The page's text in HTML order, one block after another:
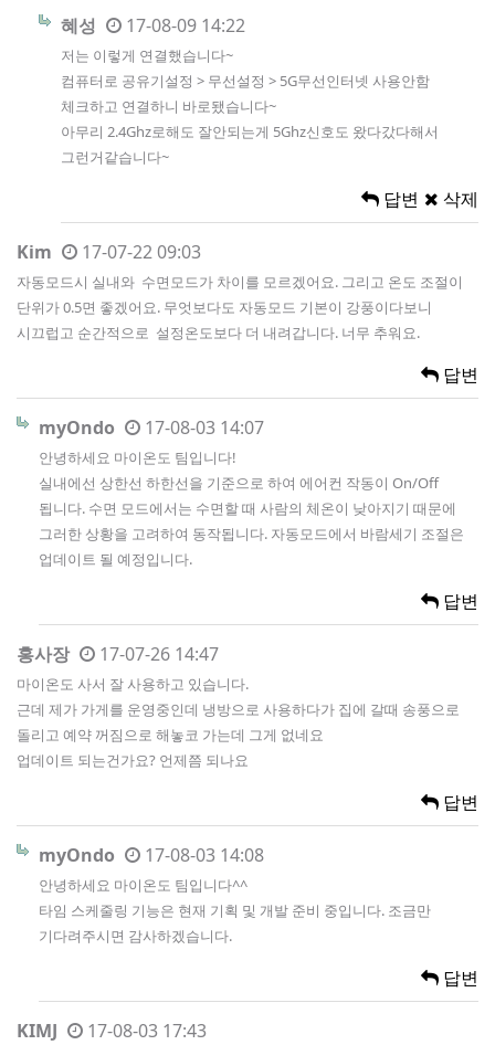
혜성 17-08-09 14:22
저는 이렇게 연결했습니다~
컴퓨터로 공유기설정 > 무선설정 > 5G무선인터넷 사용안함
체크하고 연결하니 바로됐습니다~
아무리 2.4Ghz로해도 잘안되는게 5Ghz신호도 왔다갔다해서
그런거같습니다~
답변 삭제
Kim 17-07-22 09:03
자동모드시 실내와 수면모드가 차이를 모르겠어요. 그리고 온도 조절이
단위가 0.5면 좋겠어요. 무엇보다도 자동모드 기본이 강풍이다보니
시끄럽고 순간적으로 설정온도보다 더 내려갑니다. 너무 추워요.
답변
myOndo 17-08-03 14:07
안녕하세요 마이온도 팀입니다!
실내에선 상한선 하한선을 기준으로 하여 에어컨 작동이 On/Off
됩니다. 수면 모드에서는 수면할 때 사람의 체온이 낮아지기 때문에
그러한 상황을 고려하여 동작됩니다. 자동모드에서 바람세기 조절은
업데이트 될 예정입니다.
답변
홍사장 17-07-26 14:47
마이온도 사서 잘 사용하고 있습니다.
근데 제가 가게를 운영중인데 냉방으로 사용하다가 집에 갈때 송풍으로
돌리고 예약 꺼짐으로 해놓코 가는데 그게 없네요
업데이트 되는건가요? 언제쯤 되나요
답변
myOndo 17-08-03 14:08
안녕하세요 마이온도 팀입니다^^
타임 스케줄링 기능은 현재 기획 및 개발 준비 중입니다. 조금만
기다려주시면 감사하겠습니다.
답변
KIMJ 17-08-03 17:43